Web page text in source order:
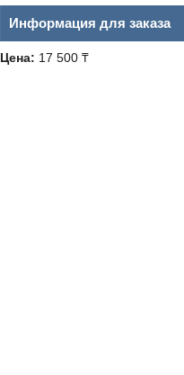
Информация для заказа
Цена: 17 500 ₸